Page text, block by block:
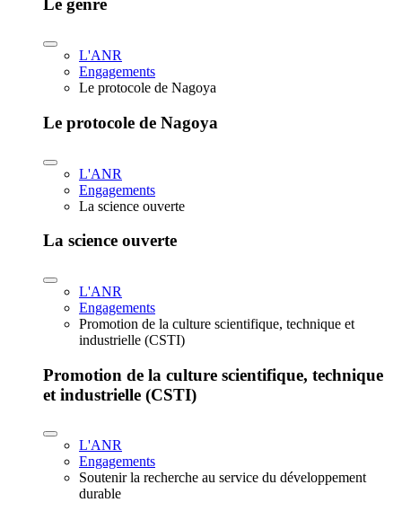
Le genre
L'ANR
Engagements
Le protocole de Nagoya
Le protocole de Nagoya
L'ANR
Engagements
La science ouverte
La science ouverte
L'ANR
Engagements
Promotion de la culture scientifique, technique et
industrielle (CSTI)
Promotion de la culture scientifique, technique
et industrielle (CSTI)
L'ANR
Engagements
Soutenir la recherche au service du développement
durable